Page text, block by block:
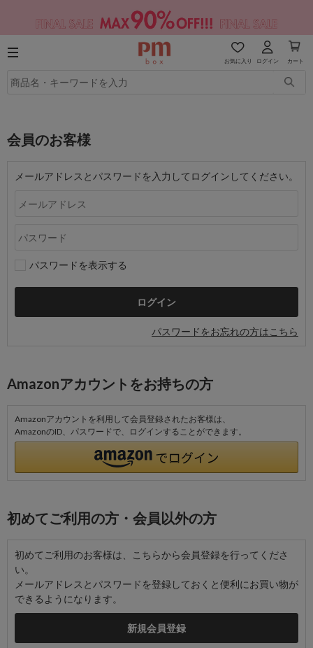
お気に入り ログイン カート
会員のお客様
メールアドレスとパスワードを入力してログインしてください。
パスワードを表示する
パスワードをお忘れの方はこちら
Amazonアカウントをお持ちの方
Amazonアカウントを利用して会員登録されたお客様は、
AmazonのID、パスワードで、ログインすることができます。
初めてご利用の方・会員以外の方
初めてご利用のお客様は、こちらから会員登録を行ってくださ
い。
メールアドレスとパスワードを登録しておくと便利にお買い物が
できるようになります。